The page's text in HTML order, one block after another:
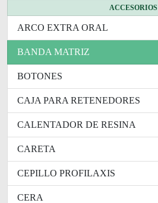
ACCESORIOS
ARCO EXTRA ORAL
BANDA MATRIZ
BOTONES
CAJA PARA RETENEDORES
CALENTADOR DE RESINA
CARETA
CEPILLO PROFILAXIS
CERA